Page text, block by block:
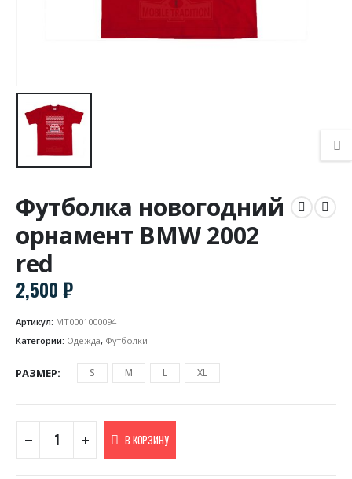
Футболка новогодний
орнамент BMW 2002
red
2,500₽
Артикул: MT0001000094
Категории: Одежда, Футболки
РАЗМЕР S M L XL
В КОРЗИНУ